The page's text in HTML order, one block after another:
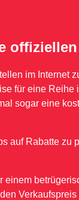
im Internet
für eine Reihe
sogar eine
auf Rabatte zu
einem